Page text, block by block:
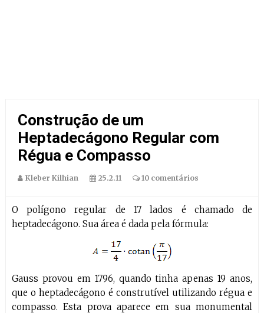
Construção de um
Heptadecágono Regular com
Régua e Compasso
Kleber Kilhian 25.2.11 10 comentários
O polígono regular de 17 lados é chamado de
heptadecágono. Sua área é dada pela fórmula:
Gauss provou em 1796, quando tinha apenas 19 anos,
que o heptadecágono é construtível utilizando régua e
compasso. Esta prova aparece em sua monumental